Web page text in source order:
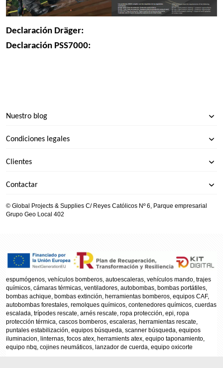
Declaración Dräger:
Declaración PSS7000:
Nuestro blog
Condiciones legales
Clientes
Contactar
© Global Projects & Supplies C/ Reyes Católicos Nº 6, Parque empresarial
Grupo Geo Local 402
espumógenos, vehículos bomberos, autoescaleras, vehículos mando, trajes
químicos, cámaras térmicas, ventiladores, autobombas, bombas portátiles,
bombas achique, bombas extinción, herramientas bomberos, equipos CAF,
autobombas forestales, remolques químicos, contenedores químicos, cuerdas
escalada, trípodes rescate, arnés rescate, ropa protección, epi, ropa
protección térmica, cascos bomberos, escaleras, herramientas rescate,
puntales estabilización, equipos búsqueda, scanner búsqueda, equipos
iluminacion, linternas, focos atex, herramients atex, equipo taponamiento,
equipo nbq, cojines neumáticos, lanzador de cuerda, equipo oxicorte